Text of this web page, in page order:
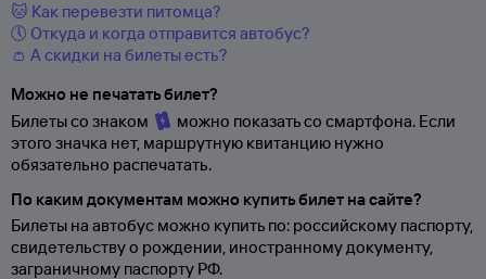
🐱 Как перевезти питомца?
🕔 Откуда и когда отправится автобус?
👛 А скидки на билеты есть?
Можно не печатать билет?
Билеты со знаком
можно показать со смартфона. Если
этого значка нет, маршрутную квитанцию нужно
обязательно распечатать.
По каким документам можно купить билет на сайте?
Билеты на автобус можно купить по: российскому паспорту,
свидетельству о рождении, иностранному документу,
заграничному паспорту РФ.